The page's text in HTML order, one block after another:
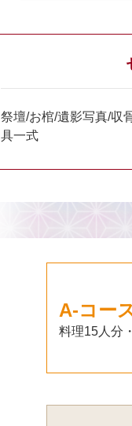
祭壇/お棺/遺影写真/収
具一式
A-コー
料理15人分